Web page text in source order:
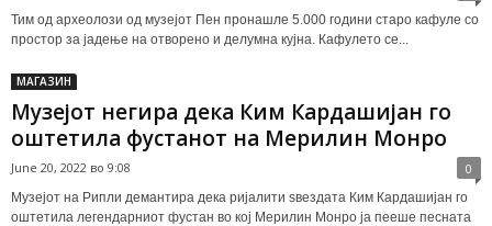
Тим од археолози од музејот Пен пронашле 5.000 години старо кафуле со
простор за јадење на отворено и делумна кујна. Кафулето се...
МАГАЗИН
Музејот негира дека Ким Кардашијан го
оштетила фустанот на Мерилин Монро
June 20, 2022 во 9:08 0
Музејот на Рипли демантира дека ријалити ѕвездата Ким Кардашијан го
оштетила легендарниот фустан во кој Мерилин Монро ја пееше песната